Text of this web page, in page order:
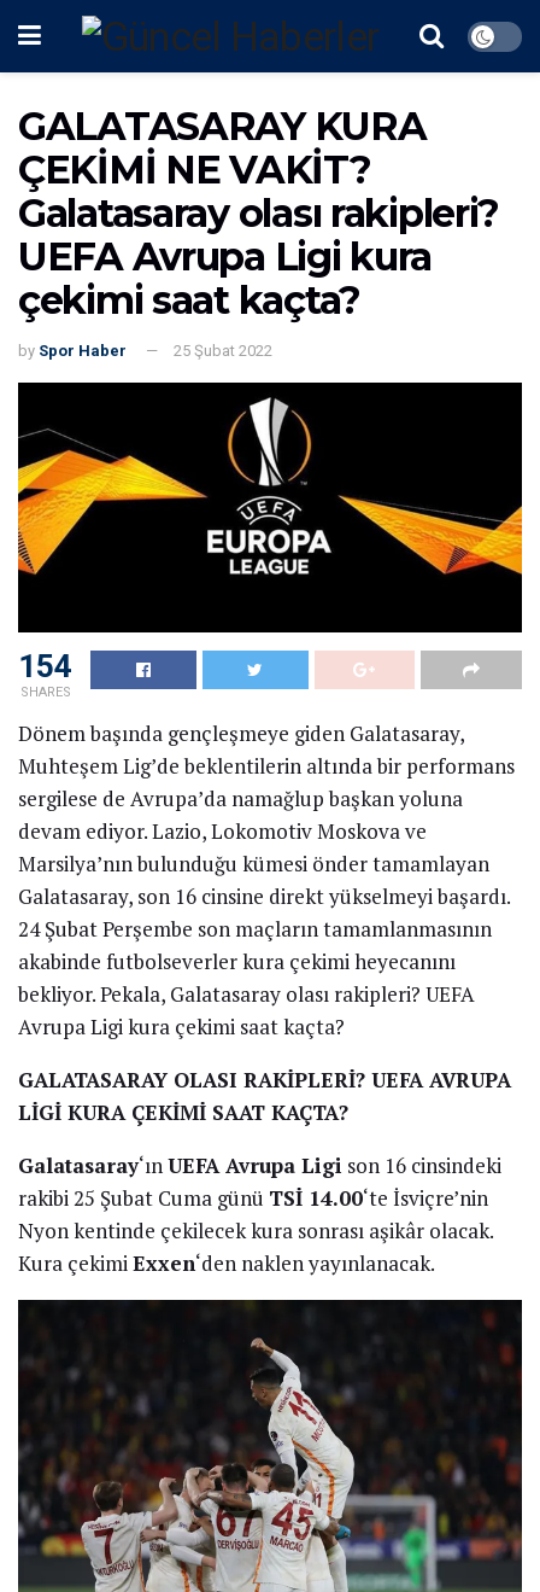
GALATASARAY KURA
ÇEKİMİ NE VAKİT?
Galatasaray olası rakipleri?
UEFA Avrupa Ligi kura
çekimi saat kaçta?
by Spor Haber 25 Şubat 2022
154
SHARES
Dönem başında gençleşmeye giden Galatasaray,
Muhteşem Lig’de beklentilerin altında bir performans
sergilese de Avrupa’da namağlup başkan yoluna
devam ediyor. Lazio, Lokomotiv Moskova ve
Marsilya’nın bulunduğu kümesi önder tamamlayan
Galatasaray, son 16 cinsine direkt yükselmeyi başardı.
24 Şubat Perşembe son maçların tamamlanmasının
akabinde futbolseverler kura çekimi heyecanını
bekliyor. Pekala, Galatasaray olası rakipleri? UEFA
Avrupa Ligi kura çekimi saat kaçta?
GALATASARAY OLASI RAKİPLERİ? UEFA AVRUPA
LİGİ KURA ÇEKİMİ SAAT KAÇTA?
Galatasaray‘ınUEFA Avrupa Ligi son 16 cinsindeki
rakibi 25 Şubat Cuma günü TSİ 14.00‘te İsviçre’nin
Nyon kentinde çekilecek kura sonrası aşikâr olacak.
Kura çekimiExxen‘den naklen yayınlanacak.